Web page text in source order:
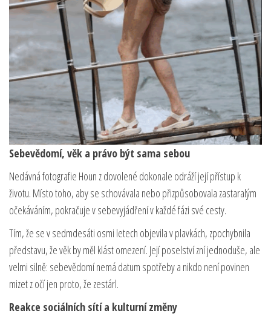
Sebevědomí, věk a právo být sama sebou
Nedávná fotografie Houn z dovolené dokonale odráží její přístup k
životu. Místo toho, aby se schovávala nebo přizpůsobovala zastaralým
očekáváním, pokračuje v sebevyjádření v každé fázi své cesty.
Tím, že se v sedmdesáti osmi letech objevila v plavkách, zpochybnila
představu, že věk by měl klást omezení. Její poselství zní jednoduše, ale
velmi silně: sebevědomí nemá datum spotřeby a nikdo není povinen
mizet z očí jen proto, že zestárl.
Reakce sociálních sítí a kulturní změny